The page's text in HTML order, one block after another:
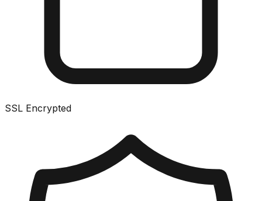
SSL Encrypted